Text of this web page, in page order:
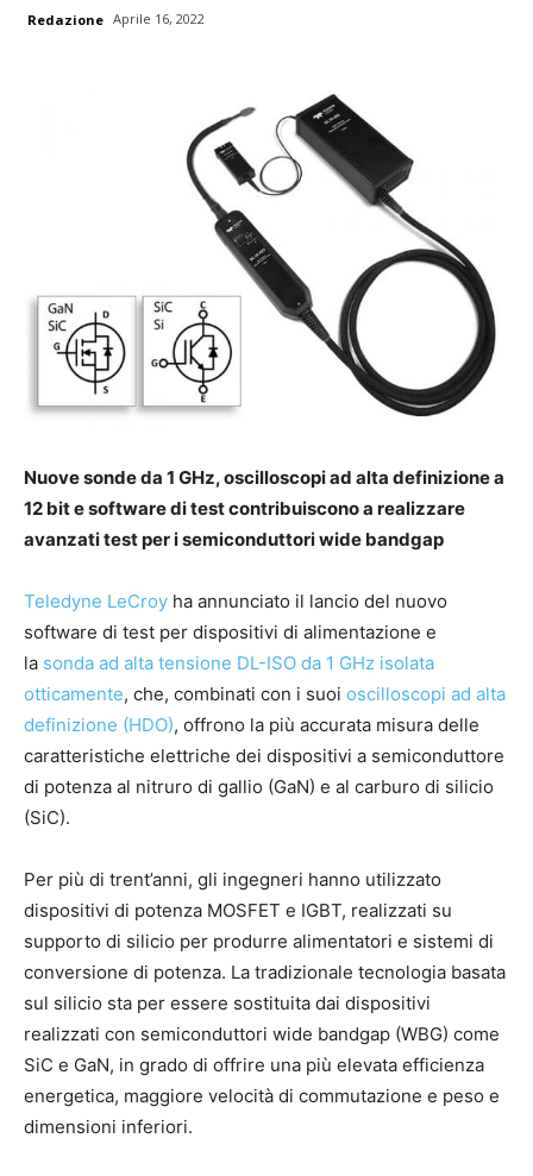
Redazione Aprile 16, 2022
Nuove sonde da 1 GHz, oscilloscopi ad alta definizione a
12 bit e software di test contribuiscono a realizzare
avanzati test per i semiconduttori wide bandgap
Teledyne LeCroy ha annunciato il lancio del nuovo
software di test per dispositivi di alimentazione e
la sonda ad alta tensione DL-ISO da 1 GHz isolata
otticamente, che, combinati con i suoi oscilloscopi ad alta
definizione (HDO), offrono la più accurata misura delle
caratteristiche elettriche dei dispositivi a semiconduttore
di potenza al nitruro di gallio (GaN) e al carburo di silicio
(SiC).
Per più di trent’anni, gli ingegneri hanno utilizzato
dispositivi di potenza MOSFET e IGBT, realizzati su
supporto di silicio per produrre alimentatori e sistemi di
conversione di potenza. La tradizionale tecnologia basata
sul silicio sta per essere sostituita dai dispositivi
realizzati con semiconduttori wide bandgap (WBG) come
SiC e GaN, in grado di offrire una più elevata efficienza
energetica, maggiore velocità di commutazione e peso e
dimensioni inferiori.